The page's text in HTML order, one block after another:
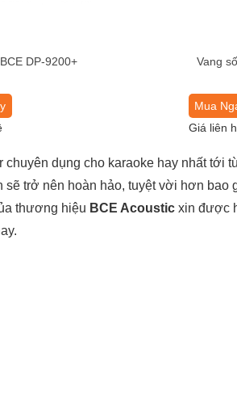
DP-9200+ Vang
Mua
Giá liên
chuyên dụng cho karaoke hay nhất tới
trở nên hoàn hảo, tuyệt vời hơn bao
thương hiệu BCE Acoustic xin được